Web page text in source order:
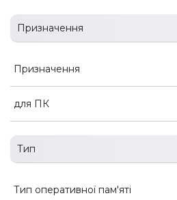
Призначення
Призначення
для ПК
Тип
Тип оперативної пам'яті